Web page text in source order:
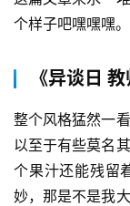
个样子吧嘿嘿嘿。
《异谈日 教
整个风格猛然一
以至于有些莫名
个果汁还能残留
妙，那是不是我